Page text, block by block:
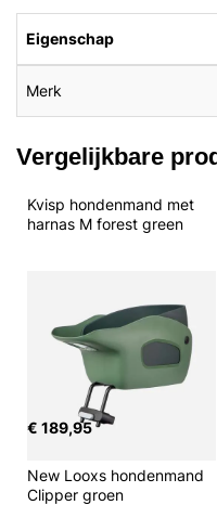
Eigenschap
Merk
Vergelijkbare
Kvisp hondenmand met
harnas M forest green
€ 189,95
New Looxs hondenmand
Clipper groen